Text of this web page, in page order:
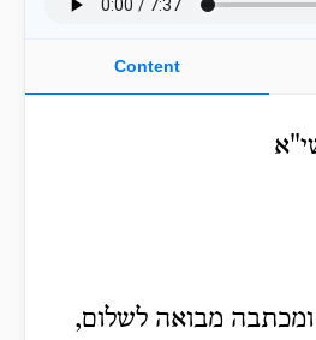
Content
מבואה לשלום,